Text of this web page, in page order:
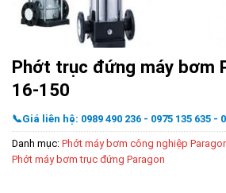
Phớt trục đứng máy bơm
16-150
📞Giá liên hệ: 0989 490 236 - 0975 135 635 -
Danh mục: Phớt máy bơm công nghiệp
Phớt máy bơm trục đứng Paragon